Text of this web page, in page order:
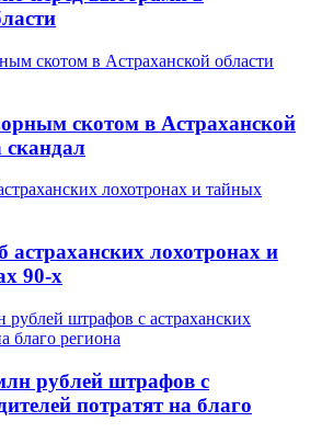
скотом в Астраханской
скандал
астраханских лохотронах и
90-х
рублей штрафов с
потратят на благо